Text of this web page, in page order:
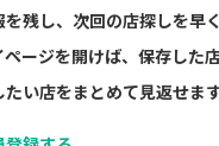
を残し、次回の店探しを早
ージを開けば、保存した
い店をまとめて見返せます